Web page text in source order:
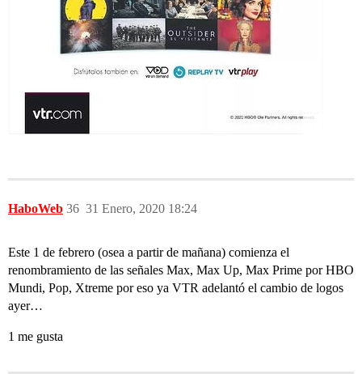
HaboWeb 31 Enero, 2020 18:24
36
Este 1 de febrero (osea a partir de mañana) comienza el
renombramiento de las señales Max, Max Up, Max Prime por HBO
Mundi, Pop, Xtreme por eso ya VTR adelantó el cambio de logos
ayer…
1 me gusta